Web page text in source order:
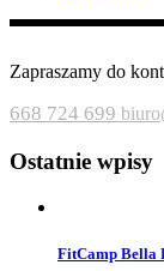
Zapraszamy do
668 724 699
Ostatnie wpisy
FitCamp Bella